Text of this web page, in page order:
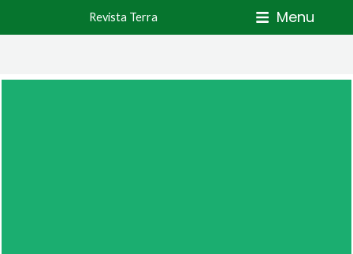
Revista Terra Menu